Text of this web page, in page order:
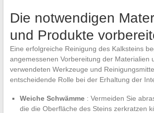
Die notwendigen
und Produkte
Eine erfolgreiche Reinigung des Kalksteins
angemessenen Vorbereitung der Materialien
verwendeten Werkzeuge und
entscheidende Rolle bei der Erhaltung der
Weiche Schwämme: Vermeiden Sie
die die Oberfläche des Steins zerkratzen